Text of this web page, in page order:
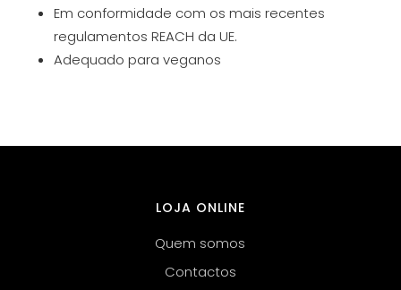
Em conformidade com os mais recentes
regulamentos REACH da UE.
Adequado para veganos
LOJA ONLINE
Quem somos
Contactos